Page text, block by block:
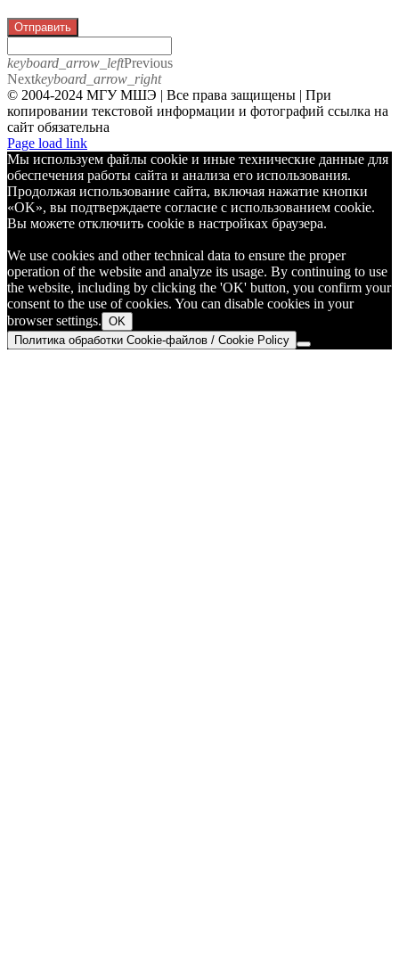
Отправить
keyboard_arrow_leftPrevious
Nextkeyboard_arrow_right
© 2004-2024 МГУ МШЭ | Все права защищены | При
копировании текстовой информации и фотографий ссылка на
сайт обязательна
Telegram
Page load link
Мы используем файлы cookie и иные технические данные для
обеспечения работы сайта и анализа его использования.
Продолжая использование сайта, включая нажатие кнопки
«OK», вы подтверждаете согласие с использованием cookie.
Вы можете отключить cookie в настройках браузера.
We use cookies and other technical data to ensure the proper
operation of the website and analyze its usage. By continuing to use
the website, including by clicking the 'OK' button, you confirm your
consent to the use of cookies. You can disable cookies in your
browser settings. OK
Политика обработки Cookie-файлов / Cookie Policy